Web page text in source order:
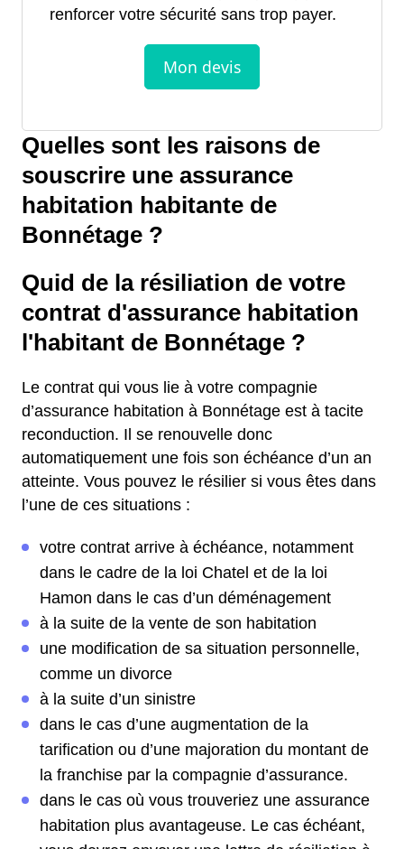
renforcer votre sécurité sans trop payer.
Quelles sont les raisons de
souscrire une assurance
habitation habitante de
Bonnétage ?
Quid de la résiliation de votre
contrat d'assurance habitation
l'habitant de Bonnétage ?
Le contrat qui vous lie à votre compagnie
d’assurance habitation à Bonnétage est à tacite
reconduction. Il se renouvelle donc
automatiquement une fois son échéance d’un an
atteinte. Vous pouvez le résilier si vous êtes dans
l’une de ces situations :
votre contrat arrive à échéance, notamment
dans le cadre de la loi Chatel et de la loi
Hamon dans le cas d’un déménagement
à la suite de la vente de son habitation
une modification de sa situation personnelle,
comme un divorce
à la suite d’un sinistre
dans le cas d’une augmentation de la
tarification ou d’une majoration du montant de
la franchise par la compagnie d’assurance.
dans le cas où vous trouveriez une assurance
habitation plus avantageuse. Le cas échéant,